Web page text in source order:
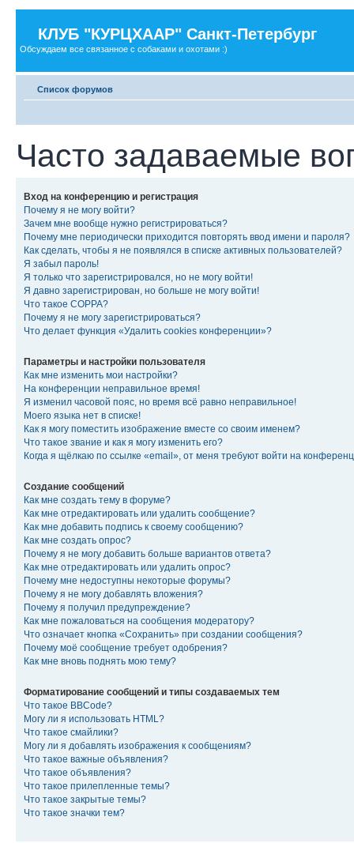
КЛУБ "КУРЦХААР" Санкт-Петербург
Обсуждаем все связанное с собаками и охотами :)
Список форумов
Часто задаваемые
Вход на конференцию и регистрация
Почему я не могу войти?
Зачем мне вообще нужно регистрироваться?
Почему мне периодически приходится повторять ввод имени и пароля?
Как сделать, чтобы я не появлялся в списке активных пользователей?
Я забыл пароль!
Я только что зарегистрировался, но не могу войти!
Я давно зарегистрирован, но больше не могу войти!
Что такое COPPA?
Почему я не могу зарегистрироваться?
Что делает функция «Удалить cookies конференции»?
Параметры и настройки пользователя
Как мне изменить мои настройки?
На конференции неправильное время!
Я изменил часовой пояс, но время всё равно неправильное!
Моего языка нет в списке!
Как я могу поместить изображение вместе со своим именем?
Что такое звание и как я могу изменить его?
Когда я щёлкаю по ссылке «email», от меня требуют войти на
Создание сообщений
Как мне создать тему в форуме?
Как мне отредактировать или удалить сообщение?
Как мне добавить подпись к своему сообщению?
Как мне создать опрос?
Почему я не могу добавить больше вариантов ответа?
Как мне отредактировать или удалить опрос?
Почему мне недоступны некоторые форумы?
Почему я не могу добавлять вложения?
Почему я получил предупреждение?
Как мне пожаловаться на сообщения модератору?
Что означает кнопка «Сохранить» при создании сообщения?
Почему моё сообщение требует одобрения?
Как мне вновь поднять мою тему?
Форматирование сообщений и типы создаваемых тем
Что такое BBCode?
Могу ли я использовать HTML?
Что такое смайлики?
Могу ли я добавлять изображения к сообщениям?
Что такое важные объявления?
Что такое объявления?
Что такое прилепленные темы?
Что такое закрытые темы?
Что такое значки тем?